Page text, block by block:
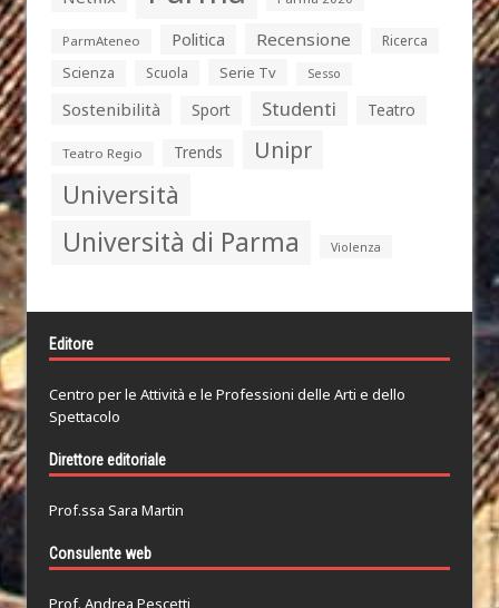
ParmAteneo Politica Recensione
Ricerca
Scienza
Scuola Serie Tv Sesso
Sostenibilità Sport Studenti Teatro
Teatro Regio Trends Unipr
Università
Università di Parma Violenza
Editore
Centro per le Attività e le Professioni delle Arti e dello
Spettacolo
Direttore editoriale
Prof.ssa Sara Martin
Consulente web
Prof. Andrea Pescetti